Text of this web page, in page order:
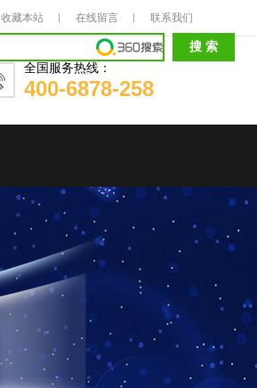
收藏本站 在线留言 联系我们
全国服务热线：
400-6878-258